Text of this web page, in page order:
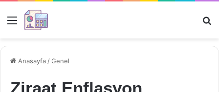
Menü
Anasayfa /Genel
Ziraat Enflasyon